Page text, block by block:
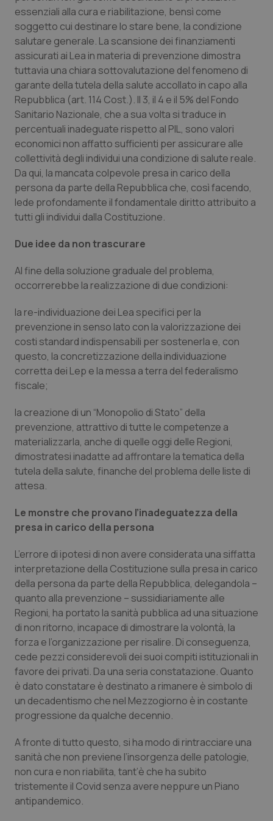
essenziali alla cura e riabilitazione, bensì come
soggetto cui destinare lo stare bene, la condizione
salutare generale. La scansione dei finanziamenti
assicurati ai Lea in materia di prevenzione dimostra
tuttavia una chiara sottovalutazione del fenomeno di
garante della tutela della salute accollato in capo alla
Repubblica (art. 114 Cost.). Il 3, il 4 e il 5% del Fondo
Sanitario Nazionale, che a sua volta si traduce in
percentuali inadeguate rispetto al PIL, sono valori
economici non affatto sufficienti per assicurare alle
collettività degli individui una condizione di salute reale.
Da qui, la mancata colpevole presa in carico della
persona da parte della Repubblica che, così facendo,
lede profondamente il fondamentale diritto attribuito a
tutti gli individui dalla Costituzione.
Due idee da non trascurare
Al fine della soluzione graduale del problema,
occorrerebbe la realizzazione di due condizioni:
la re-individuazione dei Lea specifici per la
prevenzione in senso lato con la valorizzazione dei
costi standard indispensabili per sostenerla e, con
questo, la concretizzazione della individuazione
corretta dei Lep e la messa a terra del federalismo
fiscale;
la creazione di un “Monopolio di Stato” della
prevenzione, attrattivo di tutte le competenze a
materializzarla, anche di quelle oggi delle Regioni,
dimostratesi inadatte ad affrontare la tematica della
tutela della salute, finanche del problema delle liste di
attesa.
Le monstre che provano l’inadeguatezza della
presa in carico della persona
L’errore di ipotesi di non avere considerata una siffatta
interpretazione della Costituzione sulla presa in carico
della persona da parte della Repubblica, delegandola –
quanto alla prevenzione – sussidiariamente alle
Regioni, ha portato la sanità pubblica ad una situazione
di non ritorno, incapace di dimostrare la volontà, la
forza e l’organizzazione per risalire. Di conseguenza,
cede pezzi considerevoli dei suoi compiti istituzionali in
favore dei privati. Da una seria constatazione. Quanto
è dato constatare è destinato a rimanere è simbolo di
un decadentismo che nel Mezzogiorno è in costante
progressione da qualche decennio.
A fronte di tutto questo, si ha modo di rintracciare una
sanità che non previene l’insorgenza delle patologie,
non cura e non riabilita, tant’è che ha subito
tristemente il Covid senza avere neppure un Piano
antipandemico.